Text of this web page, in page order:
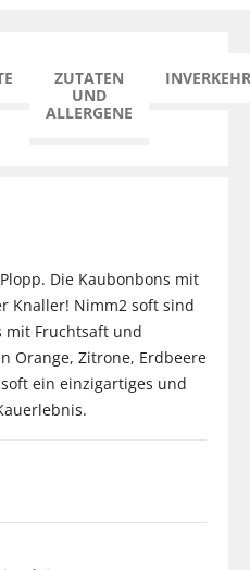
ZUTATEN
UND
ALLERGENE
Die Kaubonbons mit
Knaller! Nimm2 soft sind
mit Fruchtsaft und
Orange, Zitrone, Erdbeere
ein einzigartiges und